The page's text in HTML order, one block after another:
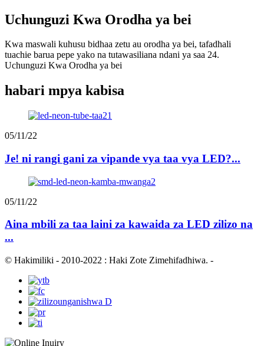
Uchunguzi Kwa Orodha ya bei
Kwa maswali kuhusu bidhaa zetu au orodha ya bei, tafadhali
tuachie barua pepe yako na tutawasiliana ndani ya saa 24.
Uchunguzi Kwa Orodha ya bei
habari mpya kabisa
05/11/22
Je! ni rangi gani za vipande vya taa vya LED?...
05/11/22
Aina mbili za taa laini za kawaida za LED zilizo na
...
© Hakimiliki - 2010-2022 : Haki Zote Zimehifadhiwa. -